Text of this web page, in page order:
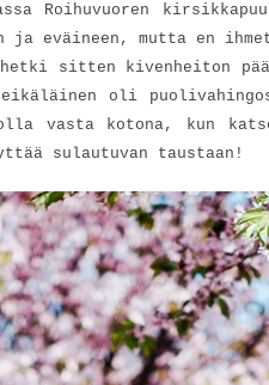
Roihuvuoren
eväineen, mutta en
sitten kivenheiton
oli
vasta kotona, kun
sulautuvan taustaan!